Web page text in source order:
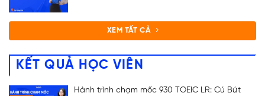
XEM TẤT CẢ
KẾT QUẢ HỌC VIÊN
Hành trình chạm mốc 930 TOEIC LR: Cú Bứt